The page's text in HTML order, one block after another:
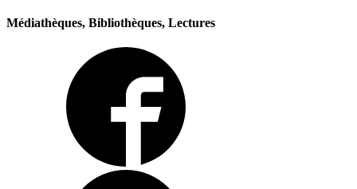
Médiathèques, Bibliothèques, Lectures